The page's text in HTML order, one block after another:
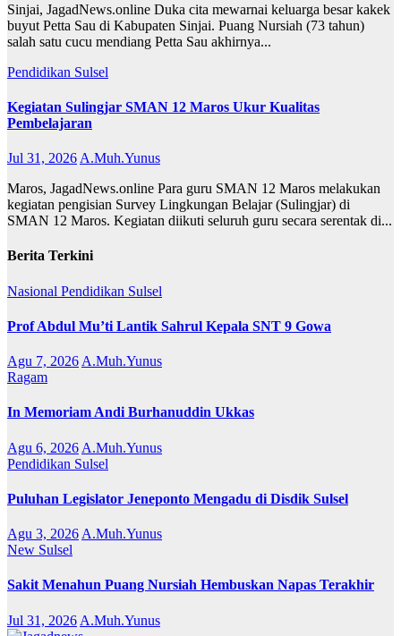
Sinjai, JagadNews.online Duka cita mewarnai keluarga besar kakek
buyut Petta Sau di Kabupaten Sinjai. Puang Nursiah (73 tahun)
salah satu cucu mendiang Petta Sau akhirnya...
Pendidikan Sulsel
Kegiatan Sulingjar SMAN 12 Maros Ukur Kualitas
Pembelajaran
Jul 31, 2026 A.Muh.Yunus
Maros, JagadNews.online Para guru SMAN 12 Maros melakukan
kegiatan pengisian Survey Lingkungan Belajar (Sulingjar) di
SMAN 12 Maros. Kegiatan diikuti seluruh guru secara serentak di...
Berita Terkini
Nasional Pendidikan Sulsel
Prof Abdul Mu’ti Lantik Sahrul Kepala SNT 9 Gowa
Agu 7, 2026 A.Muh.Yunus
Ragam
In Memoriam Andi Burhanuddin Ukkas
Agu 6, 2026 A.Muh.Yunus
Pendidikan Sulsel
Puluhan Legislator Jeneponto Mengadu di Disdik Sulsel
Agu 3, 2026 A.Muh.Yunus
New Sulsel
Sakit Menahun Puang Nursiah Hembuskan Napas Terakhir
Jul 31, 2026 A.Muh.Yunus